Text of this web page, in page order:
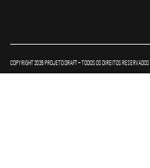
COPYRIGHT 2026 PROJETO DRAFT – TODOS OS DIREITOS RESERVADOS